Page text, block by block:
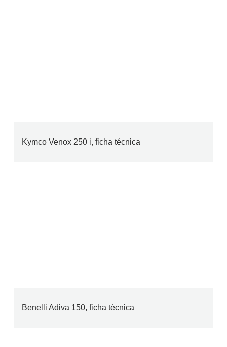
Kymco Venox 250 i, ficha técnica
Benelli Adiva 150, ficha técnica